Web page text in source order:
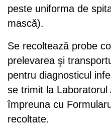
peste uniforma de
mască).
Se recoltează probe
prelevarea şi
pentru diagnosticul
se trimit la Laboratorul
împreuna cu
recoltate.